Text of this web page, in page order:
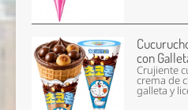
con
Crujiente
crema de
galleta y